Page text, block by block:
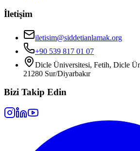
İletişim
iletisim@siddetianlamak.org
+90 539 817 01 07
Dicle Üniversitesi, Fetih, Dicle
21280 Sur/Diyarbakır
Bizi Takip Edin